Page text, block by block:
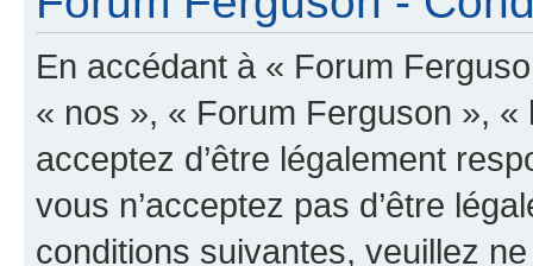
En accédant à « Forum
« nos », « Forum Ferguson »,
acceptez d’être légalement
vous n’acceptez pas d’être
conditions suivantes, veuillez